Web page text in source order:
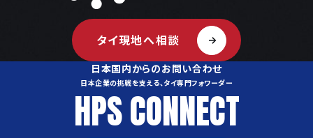
タイ現地へ相談
日本国内からのお問い合わせ
日本企業の挑戦を支える、タイ専門フォワーダー
HPS CONNECT